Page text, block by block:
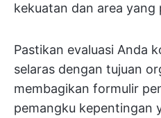
kekuatan dan area yang
Pastikan evaluasi Anda
selaras dengan tujuan
membagikan formulir
pemangku kepentingan